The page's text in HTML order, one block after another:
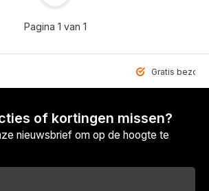
Pagina 1 van 1
Gratis
of kortingen missen?
nieuwsbrief om op de hoogte te